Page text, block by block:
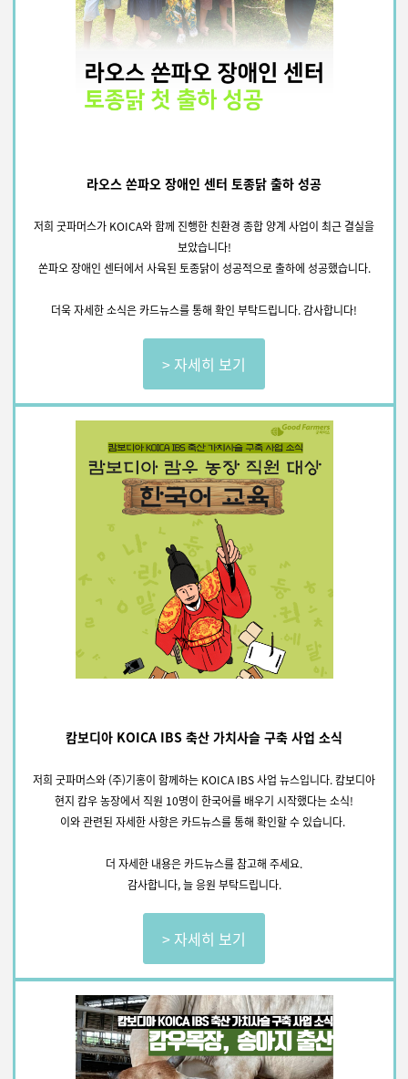
라오스 쏜파오 장애인 센터 토종닭 출하 성공
저희 굿파머스가 KOICA와 함께 진행한 친환경 종합 양계 사업이 최근 결실을
보았습니다!
쏜파오 장애인 센터에서 사육된 토종닭이 성공적으로 출하에 성공했습니다.
더욱 자세한 소식은 카드뉴스를 통해 확인 부탁드립니다.감사합니다!
> 자세히 보기
캄보디아 KOICA IBS 축산 가치사슬 구축 사업 소식
저희 굿파머스와 (주)기홍이 함께하는 KOICA IBS 사업 뉴스입니다.캄보디아
현지 캄우 농장에서 직원 10명이 한국어를 배우기 시작했다는 소식!
이와 관련된 자세한 사항은 카드뉴스를 통해 확인할 수 있습니다.
더 자세한 내용은 카드뉴스를 참고해 주세요.
감사합니다, 늘 응원 부탁드립니다.
> 자세히 보기